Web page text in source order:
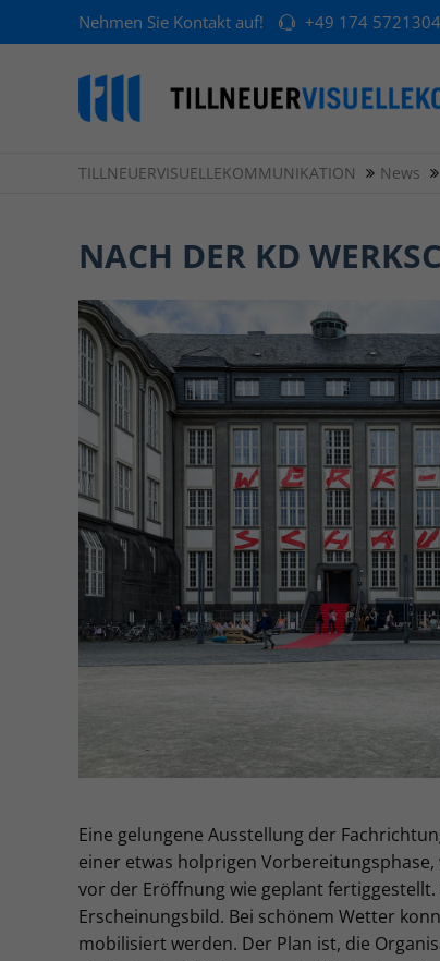
Nehmen Sie Kontakt auf! +49 174 5721304
TILLNEUERVISUELLEKOMMUNIKATION News
NACH DER KD
Eine gelungene Ausstellung der
einer etwas holprigen
vor der Eröffnung wie geplant fertiggestellt.
Erscheinungsbild. Bei schönem Wetter
mobilisiert werden. Der Plan ist, die